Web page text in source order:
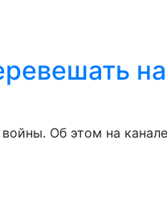
Об этом на